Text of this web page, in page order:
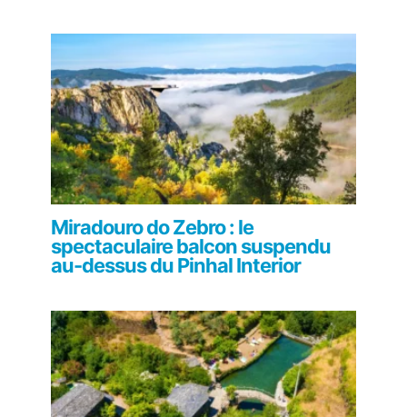
Miradouro do Zebro : le
spectaculaire balcon suspendu
au-dessus du Pinhal Interior